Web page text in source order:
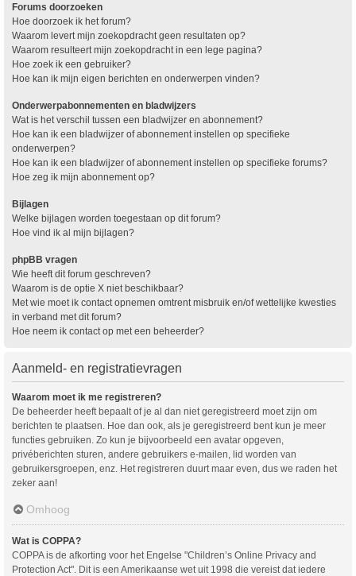
Forums doorzoeken
Hoe doorzoek ik het forum?
Waarom levert mijn zoekopdracht geen resultaten op?
Waarom resulteert mijn zoekopdracht in een lege pagina?
Hoe zoek ik een gebruiker?
Hoe kan ik mijn eigen berichten en onderwerpen vinden?
Onderwerpabonnementen en bladwijzers
Wat is het verschil tussen een bladwijzer en abonnement?
Hoe kan ik een bladwijzer of abonnement instellen op specifieke
onderwerpen?
Hoe kan ik een bladwijzer of abonnement instellen op specifieke forums?
Hoe zeg ik mijn abonnement op?
Bijlagen
Welke bijlagen worden toegestaan op dit forum?
Hoe vind ik al mijn bijlagen?
phpBB vragen
Wie heeft dit forum geschreven?
Waarom is de optie X niet beschikbaar?
Met wie moet ik contact opnemen omtrent misbruik en/of wettelijke kwesties
in verband met dit forum?
Hoe neem ik contact op met een beheerder?
Aanmeld- en registratievragen
Waarom moet ik me registreren?
De beheerder heeft bepaalt of je al dan niet geregistreerd moet zijn om
berichten te plaatsen. Hoe dan ook, als je geregistreerd bent kun je meer
functies gebruiken. Zo kun je bijvoorbeeld een avatar opgeven,
privéberichten sturen, andere gebruikers e-mailen, lid worden van
gebruikersgroepen, enz. Het registreren duurt maar even, dus we raden het
zeker aan!
Omhoog
Wat is COPPA?
COPPA is de afkorting voor het Engelse "Children’s Online Privacy and
Protection Act". Dit is een Amerikaanse wet uit 1998 die vereist dat iedere